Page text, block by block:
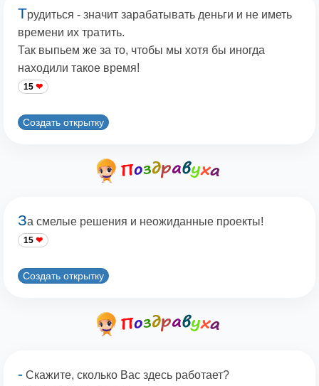
Трудиться - значит зарабатывать деньги и не иметь
времени их тратить.
Так выпьем же за то, чтобы мы хотя бы иногда
находили такое время!
15
Создать открытку
За смелые решения и неожиданные проекты!
15
Создать открытку
- Скажите, сколько Вас здесь работает?